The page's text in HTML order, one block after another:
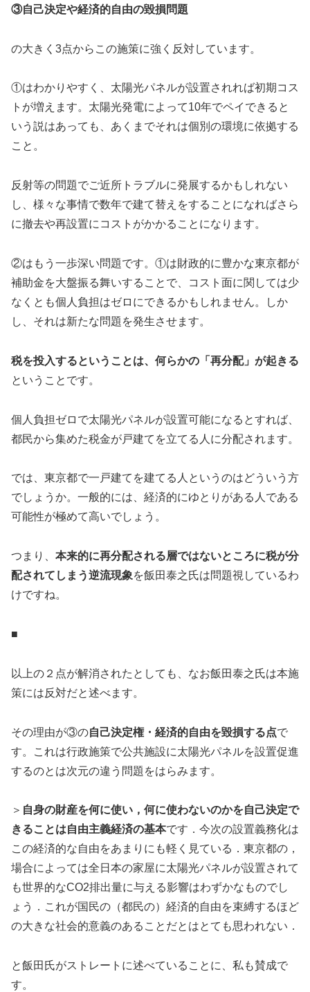
③自己決定や経済的自由の毀損問題
の大きく3点からこの施策に強く反対しています。
①はわかりやすく、太陽光パネルが設置されれば初期コス
トが増えます。太陽光発電によって10年でペイできると
いう説はあっても、あくまでそれは個別の環境に依拠する
こと。
反射等の問題でご近所トラブルに発展するかもしれない
し、様々な事情で数年で建て替えをすることになればさら
に撤去や再設置にコストがかかることになります。
②はもう一歩深い問題です。①は財政的に豊かな東京都が
補助金を大盤振る舞いすることで、コスト面に関しては少
なくとも個人負担はゼロにできるかもしれません。しか
し、それは新たな問題を発生させます。
税を投入するということは、何らかの「再分配」が起きる
ということです。
個人負担ゼロで太陽光パネルが設置可能になるとすれば、
都民から集めた税金が戸建てを立てる人に分配されます。
では、東京都で一戸建てを建てる人というのはどういう方
でしょうか。一般的には、経済的にゆとりがある人である
可能性が極めて高いでしょう。
つまり、 本来的に再分配される層ではないところに税が分
配されてしまう逆流現象を飯田泰之氏は問題視しているわ
けですね。
■
以上の２点が解消されたとしても、なお飯田泰之氏は本施
策には反対だと述べます。
その理由が③の自己決定権・経済的自由を毀損する点で
す。これは行政施策で公共施設に太陽光パネルを設置促進
するのとは次元の違う問題をはらみます。
＞ 自身の財産を何に使い，何に使わないのかを自己決定で
きることは自由主義経済の基本です．今次の設置義務化は
この経済的な自由をあまりにも軽く見ている．東京都の，
場合によっては全日本の家屋に太陽光パネルが設置されて
も世界的なCO2排出量に与える影響はわずかなものでし
ょう．これが国民の（都民の）経済的自由を束縛するほど
の大きな社会的意義のあることだとはとても思われない．
と飯田氏がストレートに述べていることに、私も賛成で
す。